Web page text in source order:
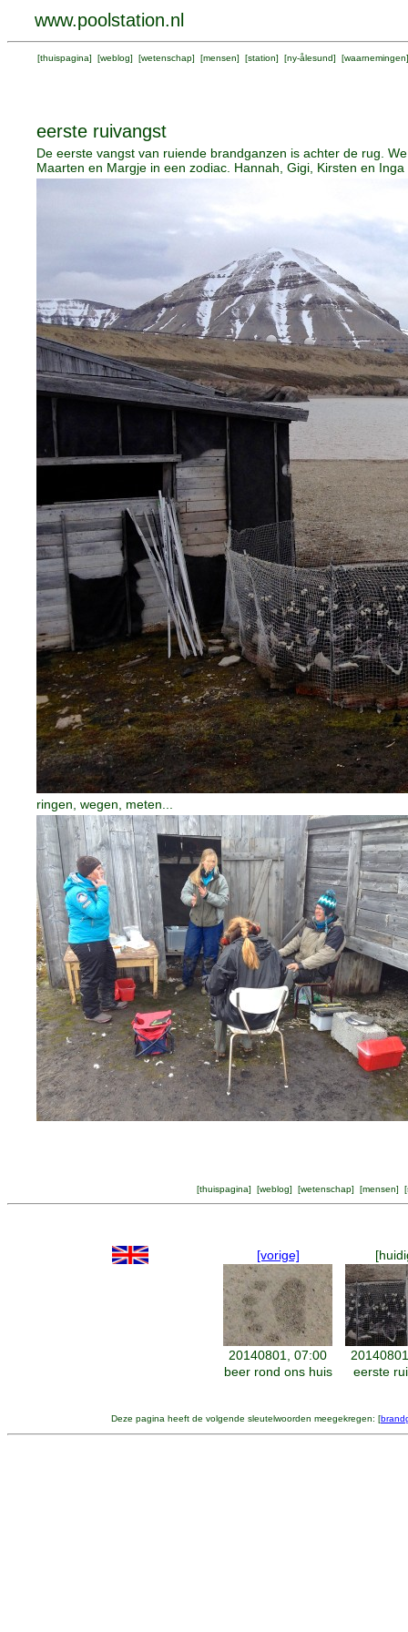
www.poolstation.nl
[thuispagina] [weblog] [wetenschap] [mensen] [station] [ny-ålesund] [waarnemingen
eerste ruivangst
De eerste vangst van ruiende brandganzen is achter de rug.
Maarten en Margje in een zodiac. Hannah, Gigi, Kirsten en
ringen, wegen, meten...
[thuispagina] [weblog] [wetenschap] [mensen] [
[vorige]
20140801, 07:00
beer rond ons huis
eerste
Deze pagina heeft de volgende sleutelwoorden meegekregen: [